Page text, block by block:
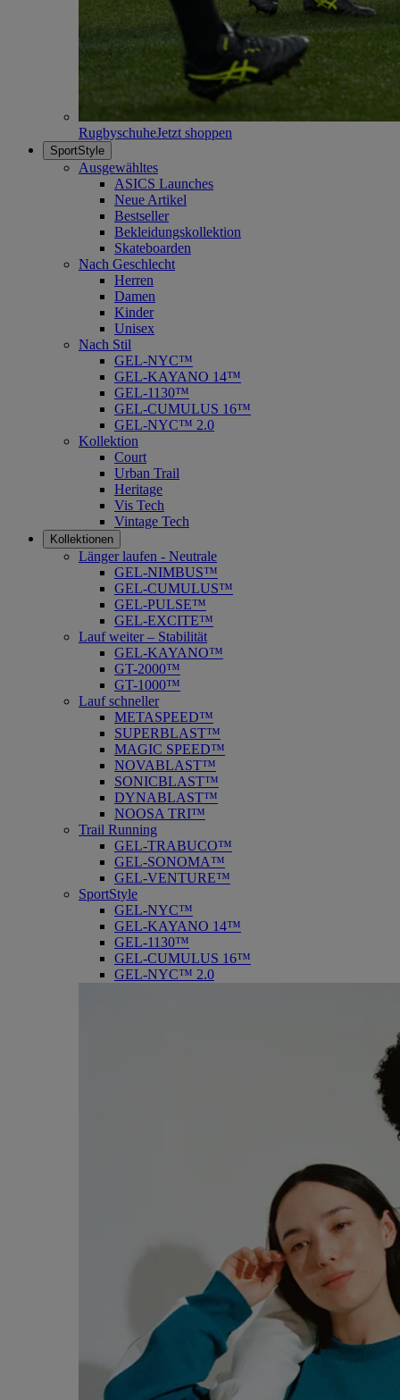
RugbyschuheJetzt shoppen
SportStyle
Ausgewähltes
ASICS Launches
Neue Artikel
Bestseller
Bekleidungskollektion
Skateboarden
Nach Geschlecht
Herren
Damen
Kinder
Unisex
Nach Stil
GEL-NYC™
GEL-KAYANO 14™
GEL-1130™
GEL-CUMULUS 16™
GEL-NYC™ 2.0
Kollektion
Court
Urban Trail
Heritage
Vis Tech
Vintage Tech
Kollektionen
Länger laufen - Neutrale
GEL-NIMBUS™
GEL-CUMULUS™
GEL-PULSE™
GEL-EXCITE™
Lauf weiter – Stabilität
GEL-KAYANO™
GT-2000™
GT-1000™
Lauf schneller
METASPEED™
SUPERBLAST™
MAGIC SPEED™
NOVABLAST™
SONICBLAST™
DYNABLAST™
NOOSA TRI™
Trail Running
GEL-TRABUCO™
GEL-SONOMA™
GEL-VENTURE™
SportStyle
GEL-NYC™
GEL-KAYANO 14™
GEL-1130™
GEL-CUMULUS 16™
GEL-NYC™ 2.0